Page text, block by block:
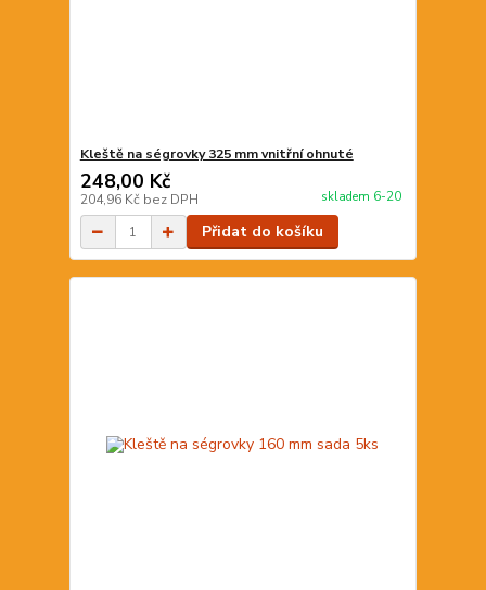
Kleště na ségrovky 325 mm vnitřní ohnuté
248,00 Kč
204,96 Kč bez DPH skladem 6-20
Přidat do košíku